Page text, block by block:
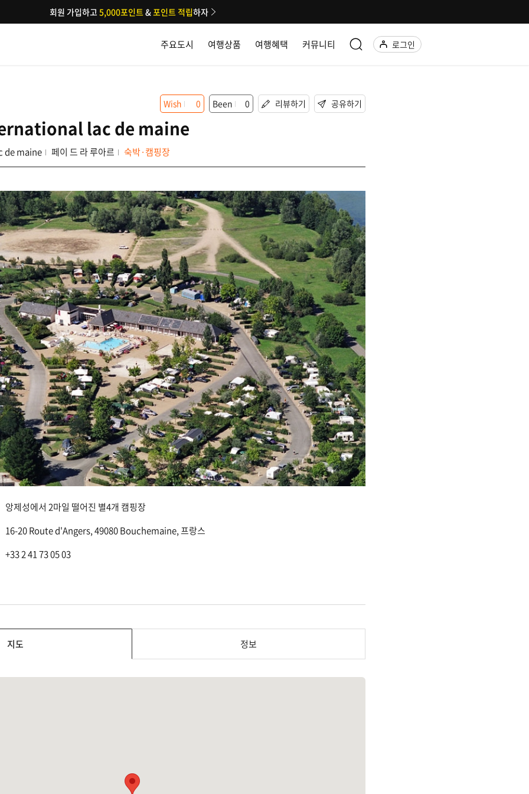
주요도시 여행상품 여행혜택 커뮤니티 로그인
회원 가입하고5,000포인트&포인트 적립하자
lac de maine
de maine 페이 드 라 루아르 숙박·캠핑장
Wish 0 Been 0 리뷰하기 공유하기
앙제성에서 2마일 떨어진 별4개 캠핑장
16-20 Route d'Angers, 49080 Bouchemaine, 프랑스
+33 2 41 73 05 03
지도 정보